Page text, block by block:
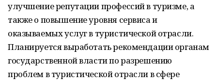
улучшение репутации профессий в туризме, а
также о повышение уровня сервиса и
оказываемых услуг в туристической отрасли.
Планируется выработать рекомендации органам
государственной власти по разрешению
проблем в туристической отрасли в сфере